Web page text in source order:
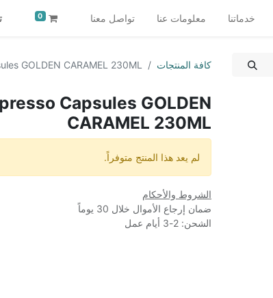
خدماتنا معلومات عنا تواصل معنا 0
كافة المنتجات GOLDEN CARAMEL 230ML
Capsules GOLDEN
CARAMEL 230ML
لم يعد هذا المنتج متوفراً.
الشروط والأحكام
ضمان إرجاع الأموال خلال 30 يوماً
الشحن: 2-3 أيام عمل